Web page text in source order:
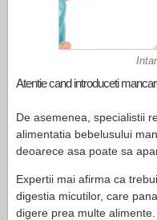
Atentie cand introduceti
De asemenea, specialistii
alimentatia bebelusului
deoarece asa poate sa
Expertii mai afirma ca
digestia micutilor, care
digere prea multe